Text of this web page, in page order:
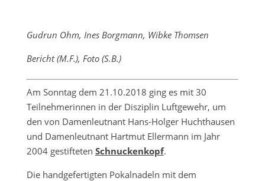
Gudrun Ohm, Ines Borgmann, Wibke Thomsen
Bericht (M.F.), Foto (S.B.)
Am Sonntag dem 21.10.2018 ging es mit 30
Teilnehmerinnen in der Disziplin Luftgewehr, um
den von Damenleutnant Hans-Holger Huchthausen
und Damenleutnant Hartmut Ellermann im Jahr
2004 gestifteten Schnuckenkopf.
Die handgefertigten Pokalnadeln mit dem